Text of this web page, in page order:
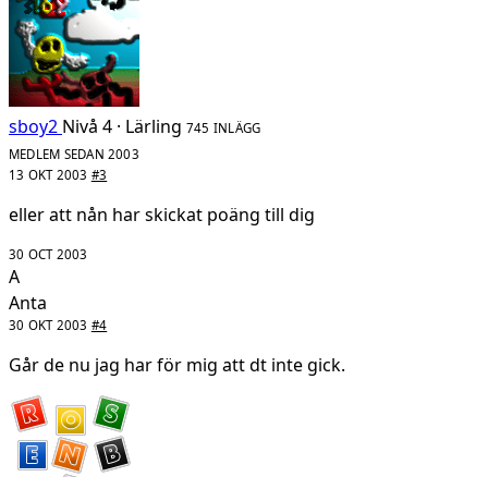
sboy2 Nivå 4 · Lärling 745 INLÄGG
MEDLEM SEDAN 2003
13 OKT 2003 #3
eller att nån har skickat poäng till dig
30 OCT 2003
A
Anta
30 OKT 2003 #4
Går de nu jag har för mig att dt inte gick.